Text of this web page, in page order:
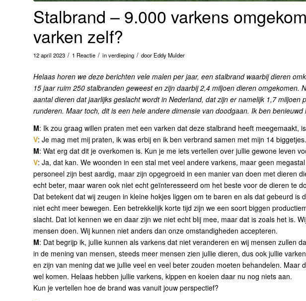
Stalbrand – 9.000 varkens
varken zelf?
12 april 2023 / 1 Reactie / inverdieping / door Eddy Mulder
Helaas horen we deze berichten vele malen per jaar, een stalbrand waarbij dieren
15 jaar ruim 250 stalbranden geweest en zijn daarbij 2,4 miljoen dieren omgekomen.
aantal dieren dat jaarlijks geslacht wordt in Nederland, dat zijn er namelijk 1,7
runderen. Maar toch, dit is een hele andere dimensie van doodgaan. Ik ben
M: Ik zou graag willen praten met een varken dat deze stalbrand heeft meegemaakt,
V: Je mag met mij praten, ik was erbij en ik ben verbrand samen met mijn 14 biggetjes.
M: Wat erg dat dit je overkomen is. Kun je me iets vertellen over jullie gewone leven
V: Ja, dat kan. We woonden in een stal met veel andere varkens, maar geen
personeel zijn best aardig, maar zijn opgegroeid in een manier van doen met dieren
echt beter, maar waren ook niet echt geïnteresseerd om het beste voor de dieren te
Dat betekent dat wij zeugen in kleine hokjes liggen om te baren en als dat gebeurd is
niet echt meer bewegen. Een betrekkelijk korte tijd zijn we een soort biggen
slacht. Dat lot kennen we en daar zijn we niet echt blij mee, maar dat is zoals het is.
mensen doen. Wij kunnen niet anders dan onze omstandigheden accepteren.
M: Dat begrijp ik, jullie kunnen als varkens dat niet veranderen en wij mensen zullen
in de mening van mensen, steeds meer mensen zien jullie dieren, dus ook jullie
en zijn van mening dat we jullie veel en veel beter zouden moeten behandelen.
wel komen. Helaas hebben jullie varkens, kippen en koeien daar nu nog niets aan.
Kun je vertellen hoe de brand was vanuit jouw perspectief?